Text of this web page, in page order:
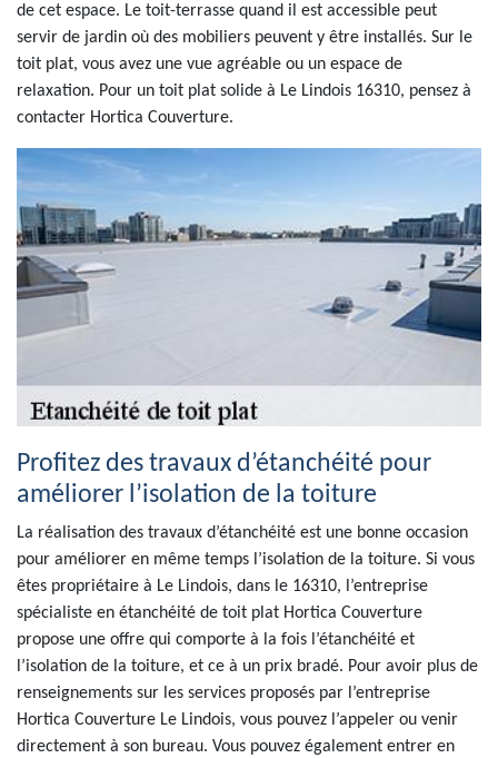
de cet espace. Le toit-terrasse quand il est accessible peut
servir de jardin où des mobiliers peuvent y être installés. Sur le
toit plat, vous avez une vue agréable ou un espace de
relaxation. Pour un toit plat solide à Le Lindois 16310, pensez à
contacter Hortica Couverture.
Profitez des travaux d’étanchéité pour
améliorer l’isolation de la toiture
La réalisation des travaux d’étanchéité est une bonne occasion
pour améliorer en même temps l’isolation de la toiture. Si vous
êtes propriétaire à Le Lindois, dans le 16310, l’entreprise
spécialiste en étanchéité de toit plat Hortica Couverture
propose une offre qui comporte à la fois l’étanchéité et
l’isolation de la toiture, et ce à un prix bradé. Pour avoir plus de
renseignements sur les services proposés par l’entreprise
Hortica Couverture Le Lindois, vous pouvez l’appeler ou venir
directement à son bureau. Vous pouvez également entrer en